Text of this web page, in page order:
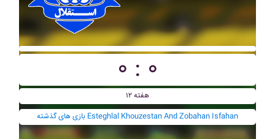
۰ : ۰
هفته ۱۲
بازی های گذشته Esteghlal Khouzestan And Zobahan Isfahan